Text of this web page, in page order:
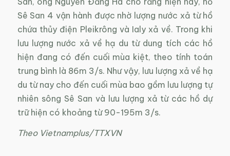
Sê San 4 vận hành được nhờ lượng nước xả từ hồ
chứa thủy điện Pleikrông và Ialy xả về. Trong khi
lưu lượng nước xả về hạ du từ dung tích các hồ
hiện đang có đến cuối mùa kiệt, theo tính toán
trung bình là 86m 3/s. Như vậy, lưu lượng xả về hạ
du từ nay cho đến cuối mùa bao gồm lưu lượng tự
nhiên sông Sê San và lưu lượng xả từ các hồ dự
trữ hiện có khoảng từ 90-195m 3/s.
Theo Vietnamplus/TTXVN